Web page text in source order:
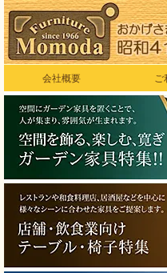
会社概要 ご